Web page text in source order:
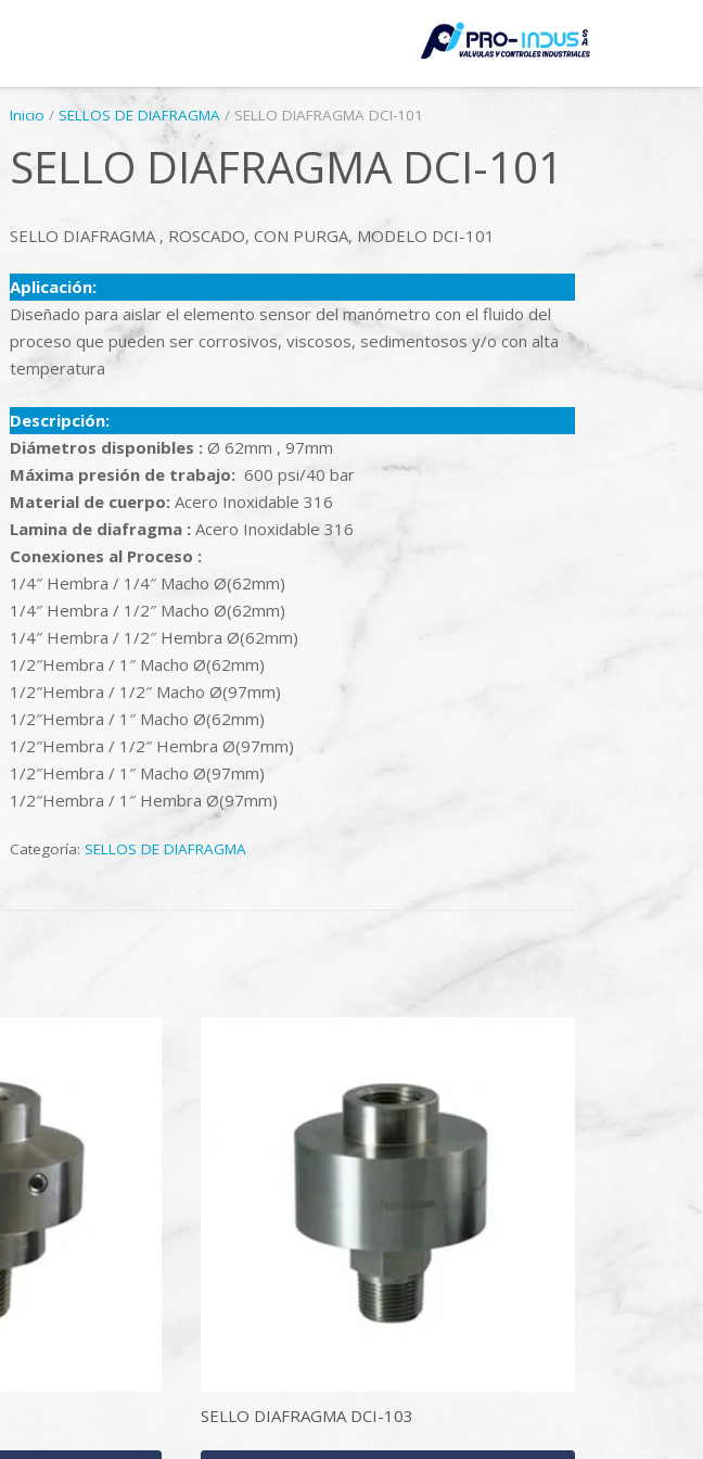
Inicio /SELLOS DE DIAFRAGMA / SELLO DIAFRAGMA DCI-101
SELLO DIAFRAGMA DCI-101
SELLO DIAFRAGMA , ROSCADO, CON PURGA, MODELO DCI-101
Aplicación:
Diseñado para aislar el elemento sensor del manómetro con el fluido del
proceso que pueden ser corrosivos, viscosos, sedimentosos y/o con alta
temperatura
Descripción:
Diámetros disponibles : Ø 62mm , 97mm
Máxima presión de trabajo: 600 psi/40 bar
Material de cuerpo: Acero Inoxidable 316
Lamina de diafragma : Acero Inoxidable 316
Conexiones al Proceso :
1/4″ Hembra / 1/4″ Macho Ø(62mm)
1/4″ Hembra / 1/2″ Macho Ø(62mm)
1/4″ Hembra / 1/2″ Hembra Ø(62mm)
1/2″Hembra / 1″ Macho Ø(62mm)
1/2″Hembra / 1/2″ Macho Ø(97mm)
1/2″Hembra / 1″ Macho Ø(62mm)
1/2″Hembra / 1/2″ Hembra Ø(97mm)
1/2″Hembra / 1″ Macho Ø(97mm)
1/2″Hembra / 1″ Hembra Ø(97mm)
Categoría:SELLOS DE DIAFRAGMA
SELLO DIAFRAGMA DCI-103